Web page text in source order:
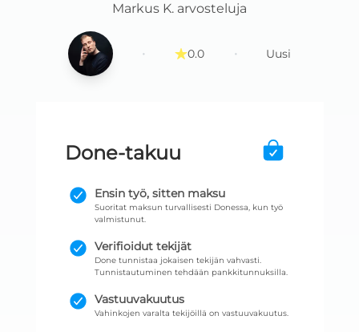
Markus K. arvosteluja
· 0.0 · Uusi
Done-takuu
Ensin työ, sitten maksu
Suoritat maksun turvallisesti Donessa, kun työ
valmistunut.
Verifioidut tekijät
Done tunnistaa jokaisen tekijän vahvasti.
Tunnistautuminen tehdään pankkitunnuksilla.
Vastuuvakuutus
Vahinkojen varalta tekijöillä on vastuuvakuutus.